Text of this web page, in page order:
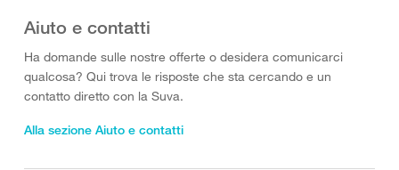
Aiuto e contatti
Ha domande sulle nostre offerte o desidera comunicarci
qualcosa? Qui trova le risposte che sta cercando e un
contatto diretto con la Suva.
Alla sezione Aiuto e contatti